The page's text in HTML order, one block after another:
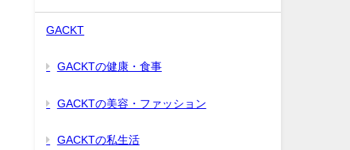
GACKT
GACKTの健康・食事
GACKTの美容・ファッション
GACKTの私生活